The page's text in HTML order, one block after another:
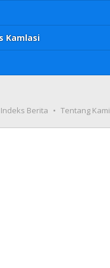
Kamlasi
Indeks Berita Tentang Kami